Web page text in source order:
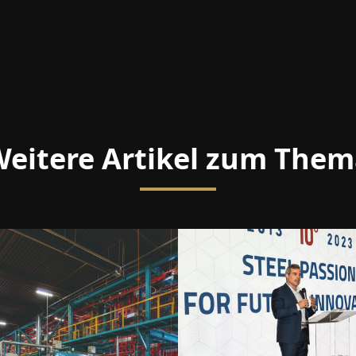
Artikel zum